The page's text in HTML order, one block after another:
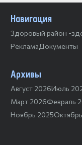
Навигация
Здоровый район -
РекламаДокументы
Архивы
Август 2026Июль
Март 2026Февраль
Ноябрь 2025